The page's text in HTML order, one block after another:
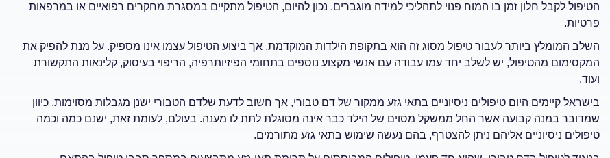
הטיפול לקבל חלון זמן בו המוח פנוי לתהליכי למידה מוגברים. נכון להיום, הטיפול מתקיים במסגרת מחקרים רפואיים או במרפאות
פרטיות.
השלב המומלץ ביותר לעבור טיפול מסוג זה הוא בתקופת הילדות המוקדמת, אך ביצוע הטיפול עצמו אינו מספיק. על מנת להפיק את
המקסימום מהטיפול, יש לשלב יחד עמו עבודה עם אנשי מקצוע נוספים בתחומי הפיזיותרפיה, הריפוי בעיסוק, קלינאות התקשורת
ועוד.
בישראל קיימים היום טיפולים ניסיוניים בתאי גזע ממקור של דם טבורי, אך חשוב לדעת שלדם הטבורי ישנן מגבלות מסוימות, כיוון
שמדובר במנה קבועה אשר החל ממשקל מסוים של הילד כבר אינה מסוגלת לתת לו מענה. בעולם, לעומת זאת, ישנם כמה וכמה
טיפולים ניסיוניים אליהם ניתן להצטרף, בהם נעשה שימוש בתאי גזע מתורמים.